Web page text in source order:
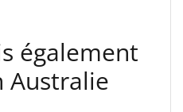
également
Australie